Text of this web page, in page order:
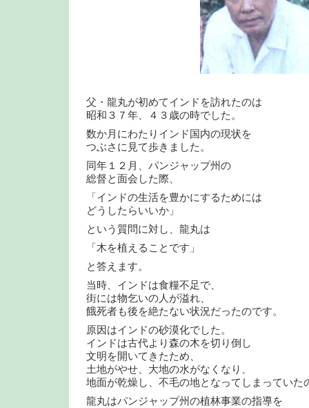
父・龍丸が初めてインドを訪れたのは
昭和３７年、４３歳の時でした。
数か月にわたりインド国内の現状を
つぶさに見て歩きました。
同年１２月、パンジャップ州の
総督と面会した際、
「インドの生活を豊かにするためには
どうしたらいいか」
という質問に対し、龍丸は
「木を植えることです」
と答えます。
当時、インドは食糧不足で、
街には物乞いの人が溢れ、
餓死者も後を絶たない状況だったのです。
原因はインドの砂漠化でした。
インドは古代より森の木を切り倒し
文明を開いてきたため、
土地がやせ、大地の水がなくなり、
地面が乾燥し、不毛の地となってしまっていた
龍丸はパンジャップ州の植林事業の指導を